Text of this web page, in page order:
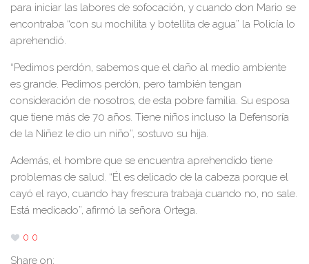
para iniciar las labores de sofocación, y cuando don Mario se
encontraba “con su mochilita y botellita de agua” la Policía lo
aprehendió.
“Pedimos perdón, sabemos que el daño al medio ambiente
es grande. Pedimos perdón, pero también tengan
consideración de nosotros, de esta pobre familia. Su esposa
que tiene más de 70 años. Tiene niños incluso la Defensoría
de la Niñez le dio un niño”, sostuvo su hija.
Además, el hombre que se encuentra aprehendido tiene
problemas de salud. “Él es delicado de la cabeza porque el
cayó el rayo, cuando hay frescura trabaja cuando no, no sale.
Está medicado”, afirmó la señora Ortega.
0 0
Share on: